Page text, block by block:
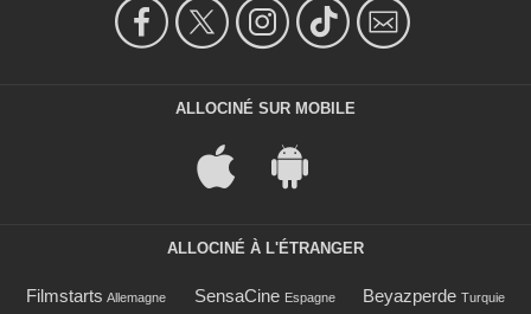
ALLOCINÉ SUR MOBILE
ALLOCINÉ À L'ÉTRANGER
Filmstarts Allemagne SensaCine Espagne Beyazperde Turquie